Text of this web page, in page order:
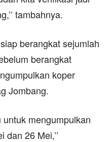
tambahnya.
berangkat sejumlah
berangkat
koper
Jombang.
mengumpulkan
26 Mei,’’